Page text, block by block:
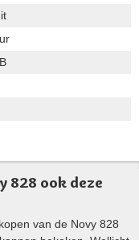
828 ook deze
van de Novy 828